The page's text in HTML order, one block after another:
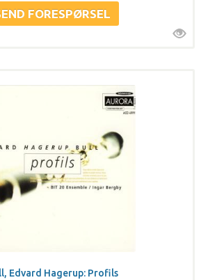
Edvard Hagerup: Profils